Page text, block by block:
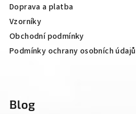
Doprava a platba
Vzorníky
Obchodní podmínky
Podmínky ochrany osobních údajů
Blog